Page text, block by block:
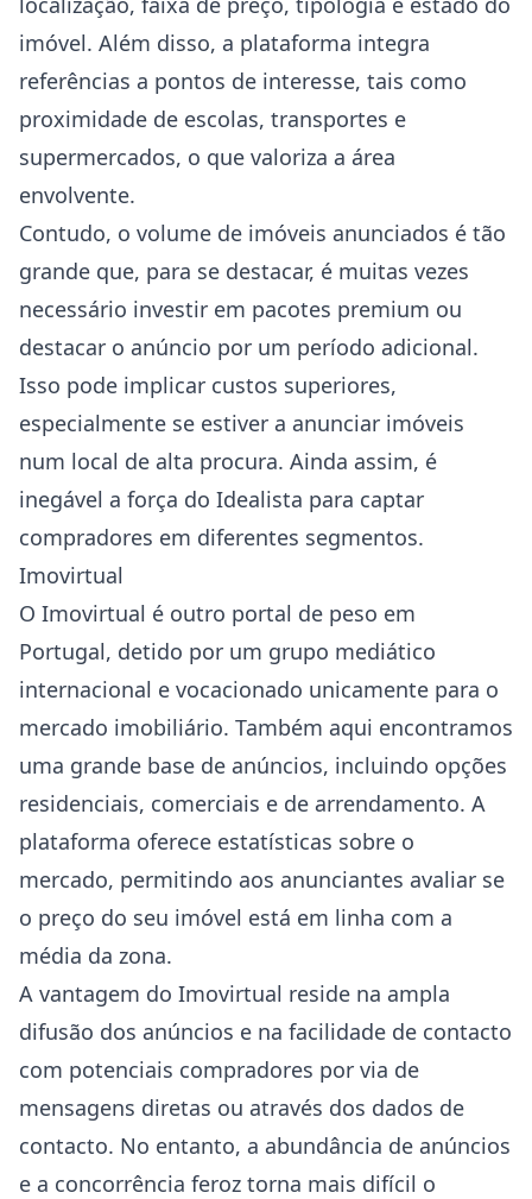
imóvel. Além disso, a plataforma integra
referências a pontos de interesse, tais como
proximidade de escolas, transportes e
supermercados, o que valoriza a área
envolvente.
Contudo, o volume de imóveis anunciados é tão
grande que, para se destacar, é muitas vezes
necessário investir em pacotes premium ou
destacar o anúncio por um período adicional.
Isso pode implicar custos superiores,
especialmente se estiver a anunciar imóveis
num local de alta procura. Ainda assim, é
inegável a força do Idealista para captar
compradores em diferentes segmentos.
Imovirtual
O Imovirtual é outro portal de peso em
Portugal, detido por um grupo mediático
internacional e vocacionado unicamente para o
mercado imobiliário. Também aqui encontramos
uma grande base de anúncios, incluindo opções
residenciais, comerciais e de arrendamento. A
plataforma oferece estatísticas sobre o
mercado, permitindo aos anunciantes avaliar se
o preço do seu imóvel está em linha com a
média da zona.
A vantagem do Imovirtual reside na ampla
difusão dos anúncios e na facilidade de contacto
com potenciais compradores por via de
mensagens diretas ou através dos dados de
contacto. No entanto, a abundância de anúncios
e a concorrência feroz torna mais difícil o